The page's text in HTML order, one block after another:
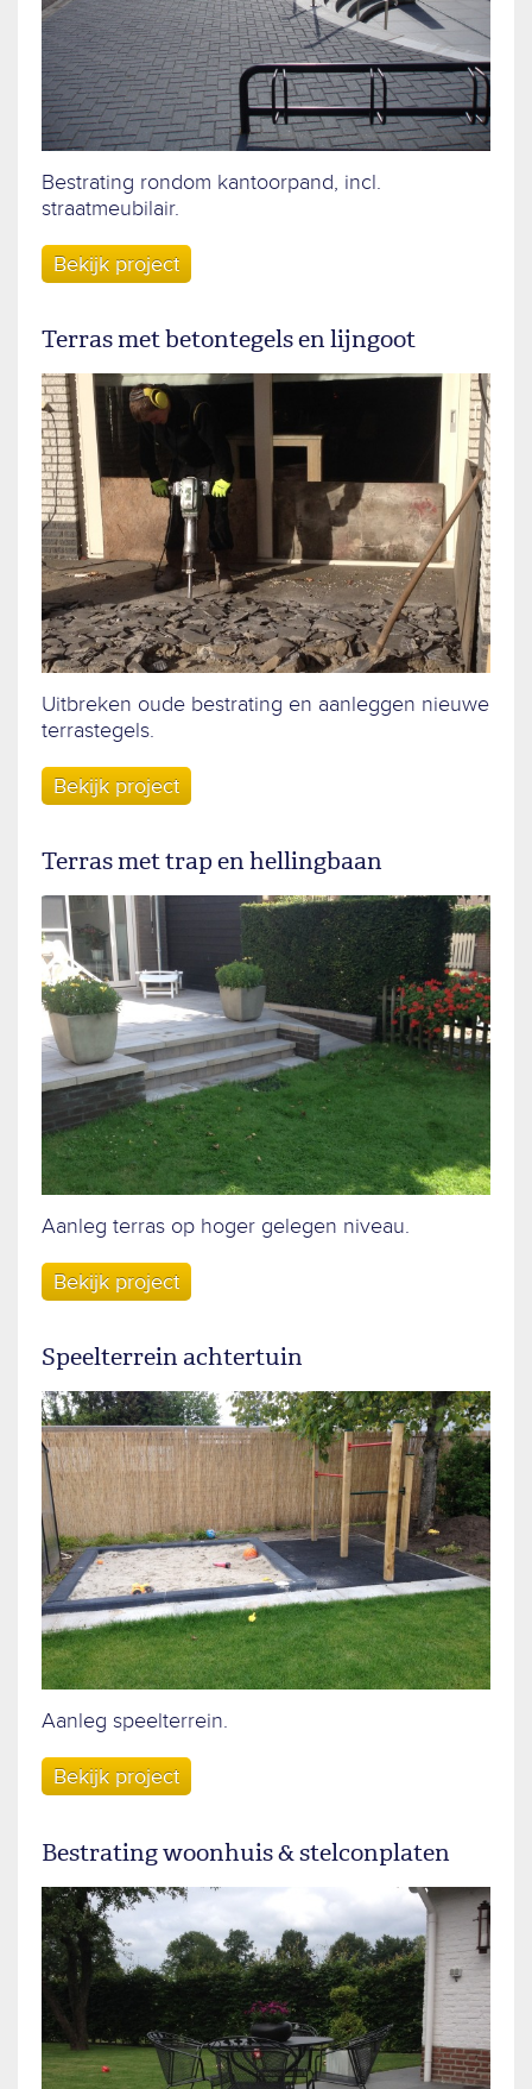
Bestrating rondom kantoorpand, incl.
straatmeubilair.
Bekijk project
Terras met betontegels en lijngoot
Uitbreken oude bestrating en aanleggen nieuwe
terrastegels.
Bekijk project
Terras met trap en hellingbaan
Aanleg terras op hoger gelegen niveau.
Bekijk project
Speelterrein achtertuin
Aanleg speelterrein.
Bekijk project
Bestrating woonhuis & stelconplaten